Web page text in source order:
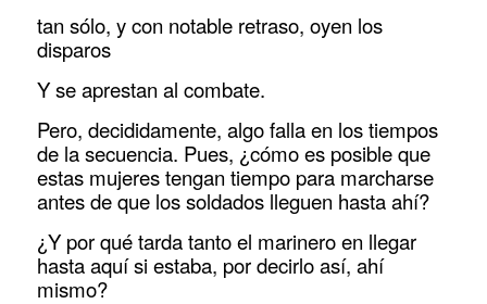
tan sólo, y con notable retraso, oyen los
disparos
Y se aprestan al combate.
Pero, decididamente, algo falla en los tiempos
de la secuencia. Pues, ¿cómo es posible que
estas mujeres tengan tiempo para marcharse
antes de que los soldados lleguen hasta ahí?
¿Y por qué tarda tanto el marinero en llegar
hasta aquí si estaba, por decirlo así, ahí
mismo?